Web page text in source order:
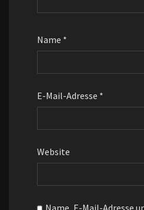
Name *
E-Mail-Adresse *
Website